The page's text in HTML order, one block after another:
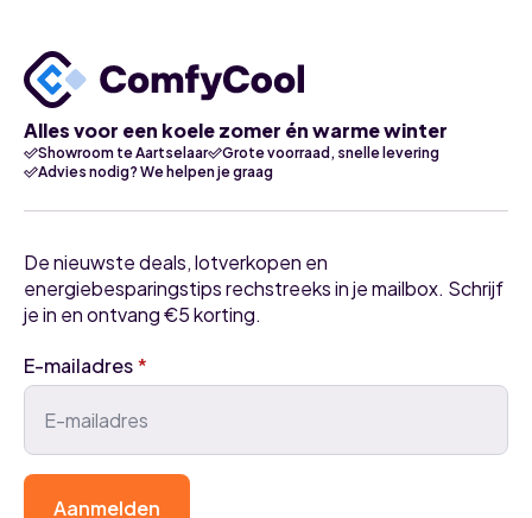
10kW
-
multisplit
airco
buitenunit
aantal
Alles voor een koele zomer én warme winter
Showroom te Aartselaar
Grote voorraad, snelle levering
Advies nodig? We helpen je graag
De nieuwste deals, lotverkopen en
energiebesparingstips rechstreeks in je mailbox. Schrijf
je in en ontvang €5 korting.
E-mailadres*
Aanmelden